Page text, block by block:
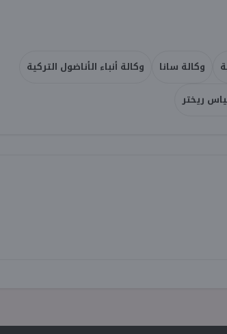
وكالة سانا
وكالة أنباء الأناضول التركية
ريختر